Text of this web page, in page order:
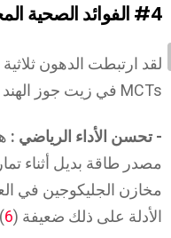
#4 الفوائد الصحية
لقد ارتبطت الدهون
MCTs في زيت جوز الهند بالعديد من الفوائد الصحية ، مثل :
- تحسن الأداء الرياضي :
مصدر طاقة بديل أثناء
مخازن الجليكوجين في
الأدلة على ذلك ضعيفة (6